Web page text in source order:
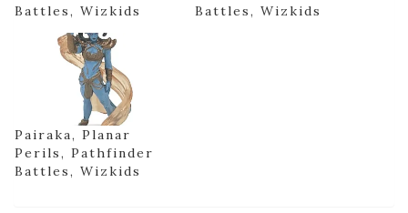
Battles, Wizkids
Battles, Wizkids
Pairaka, Planar
Perils, Pathfinder
Battles, Wizkids